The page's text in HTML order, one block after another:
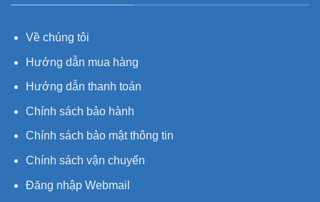
Về chúng tôi
Hướng dẫn mua hàng
Hướng dẫn thanh toán
Chính sách bảo hành
Chính sách bảo mật thông tin
Chính sách vận chuyển
Đăng nhập Webmail